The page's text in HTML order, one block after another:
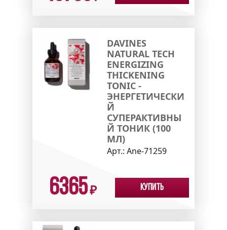
DAVINES
NATURAL TECH
ENERGIZING
THICKENING
TONIC -
ЭНЕРГЕТИЧЕСКИ
Й
СУПЕРАКТИВНЫ
Й ТОНИК (100
МЛ)
Арт.: Ane-71259
6365₽ Купить